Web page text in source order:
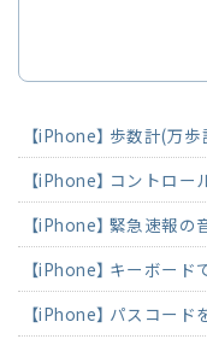
【iPhone】 パスコー